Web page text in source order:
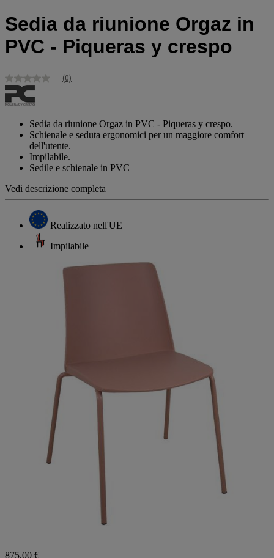
Sedia da riunione Orgaz in
PVC - Piqueras y crespo
Nessuna
valutazione
Stesso
pagina.
(0)
Sedia da riunione Orgaz in PVC - Piqueras y crespo.
Schienale e seduta ergonomici per un maggiore comfort
dell'utente.
Impilabile.
Sedile e schienale in PVC
Vedi descrizione completa
Realizzato nell'UE
Impilabile
875,00 €